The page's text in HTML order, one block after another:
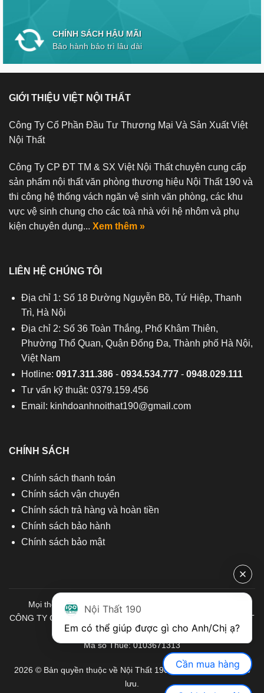
CHÍNH SÁCH HẬU MÃI
Bảo hành bảo trì lâu dài
GIỚI THIỆU VIỆT NỘI THẤT
Công Ty Cổ Phần Đầu Tư Thương Mại Và Sản Xuất Việt
Nội Thất
Công Ty CP ĐT TM & SX Việt Nội Thất chuyên cung cấp
sản phẩm nội thất văn phòng thương hiệu Nội Thất 190 và
thi công hệ thống vách ngăn vệ sinh văn phòng, các khu
vực vệ sinh chung cho các toà nhà với hệ nhôm và phụ
kiện chuyên dụng... Xem thêm »
LIÊN HỆ CHÚNG TÔI
Địa chỉ 1: Số 18 Đường Nguyễn Bồ, Tứ Hiệp, Thanh
Trì, Hà Nội
Địa chỉ 2: Số 36 Toàn Thắng, Phố Khâm Thiên,
Phường Thổ Quan, Quận Đống Đa, Thành phố Hà Nội,
Việt Nam
Hotline: 0917.311.386- 0934.534.777- 0948.029.111
Tư vấn kỹ thuật: 0379.159.456
Email: kinhdoanhnoithat190@gmail.com
CHÍNH SÁCH
Chính sách thanh toán
Chính sách vận chuyển
Chính sách trả hàng và hoàn tiền
Chính sách bảo hành
Chính sách bảo mật
Mọi thông tin quý khách hàng vui lòng liên hệ chúng tôi:
CÔNG TY CỔ PHẦN ĐẦU TƯ THƯƠNG MẠI VÀ SẢN XUẤT VIỆT
NỘI THẤT
Mã số Thuế: 0103671313
2026 © Bản quyền thuộc về Nội Thất 190. Mọi quyền được bảo
lưu.
Nội Thất 190
Cần mua hàng